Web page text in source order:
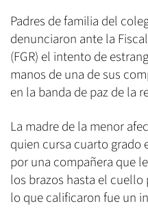
Padres de familia del
denunciaron ante la
(FGR) el intento de
manos de una de sus
en la banda de paz de la
La madre de la menor
quien cursa cuarto grado
por una compañera que
los brazos hasta el cuello
lo que calificaron fue un